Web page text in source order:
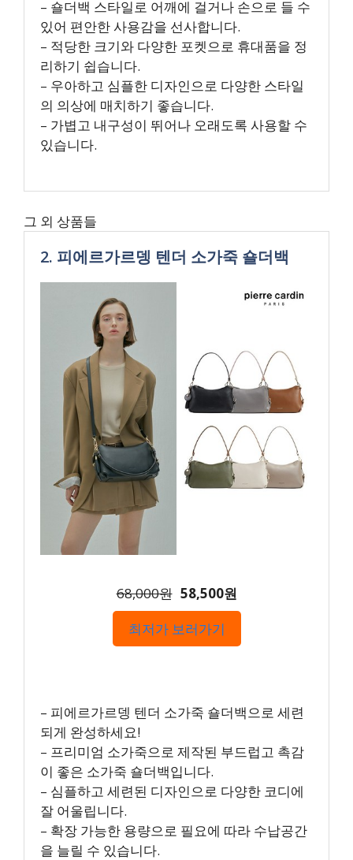
– 숄더백 스타일로 어깨에 걸거나 손으로 들 수
있어 편안한 사용감을 선사합니다.
– 적당한 크기와 다양한 포켓으로 휴대품을 정
리하기 쉽습니다.
– 우아하고 심플한 디자인으로 다양한 스타일
의 의상에 매치하기 좋습니다.
– 가볍고 내구성이 뛰어나 오래도록 사용할 수
있습니다.
그 외 상품들
2. 피에르가르뎅 텐더 소가죽 숄더백
68,000원 58,500원
최저가 보러가기
– 피에르가르뎅 텐더 소가죽 숄더백으로 세련
되게 완성하세요!
– 프리미엄 소가죽으로 제작된 부드럽고 촉감
이 좋은 소가죽 숄더백입니다.
– 심플하고 세련된 디자인으로 다양한 코디에
잘 어울립니다.
– 확장 가능한 용량으로 필요에 따라 수납공간
을 늘릴 수 있습니다.